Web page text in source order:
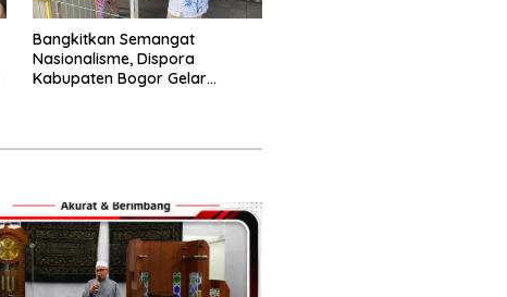
Bangkitkan Semangat
Nasionalisme, Dispora
Kabupaten Bogor Gelar